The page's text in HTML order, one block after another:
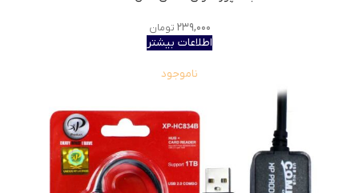
۲۳۹,۰۰۰ تومان
اطلاعات بیشتر
ناموجود